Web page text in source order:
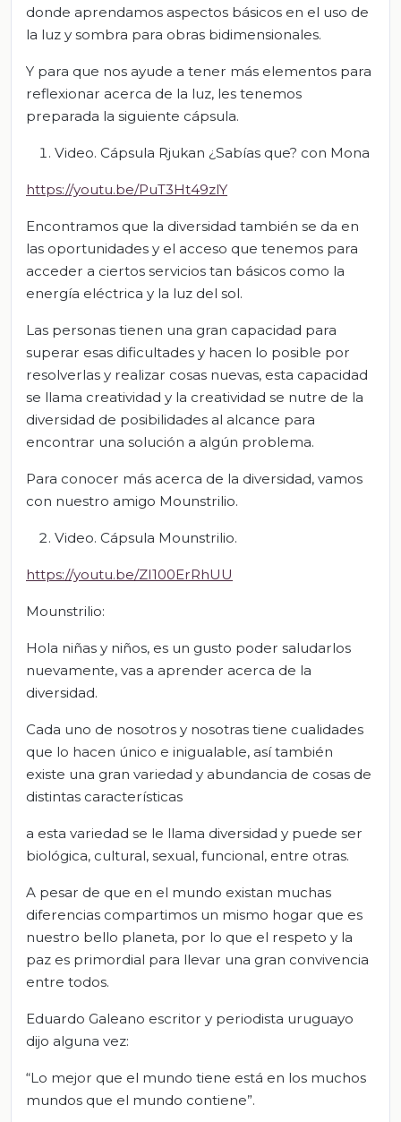
donde aprendamos aspectos básicos en el uso de
la luz y sombra para obras bidimensionales.
Y para que nos ayude a tener más elementos para
reflexionar acerca de la luz, les tenemos
preparada la siguiente cápsula.
Video. Cápsula Rjukan ¿Sabías que? con Mona
https://youtu.be/PuT3Ht49zlY
Encontramos que la diversidad también se da en
las oportunidades y el acceso que tenemos para
acceder a ciertos servicios tan básicos como la
energía eléctrica y la luz del sol.
Las personas tienen una gran capacidad para
superar esas dificultades y hacen lo posible por
resolverlas y realizar cosas nuevas, esta capacidad
se llama creatividad y la creatividad se nutre de la
diversidad de posibilidades al alcance para
encontrar una solución a algún problema.
Para conocer más acerca de la diversidad, vamos
con nuestro amigo Mounstrilio.
Video. Cápsula Mounstrilio.
https://youtu.be/ZI100ErRhUU
Mounstrilio:
Hola niñas y niños, es un gusto poder saludarlos
nuevamente, vas a aprender acerca de la
diversidad.
Cada uno de nosotros y nosotras tiene cualidades
que lo hacen único e inigualable, así también
existe una gran variedad y abundancia de cosas de
distintas características
a esta variedad se le llama diversidad y puede ser
biológica, cultural, sexual, funcional, entre otras.
A pesar de que en el mundo existan muchas
diferencias compartimos un mismo hogar que es
nuestro bello planeta, por lo que el respeto y la
paz es primordial para llevar una gran convivencia
entre todos.
Eduardo Galeano escritor y periodista uruguayo
dijo alguna vez:
“Lo mejor que el mundo tiene está en los muchos
mundos que el mundo contiene”.